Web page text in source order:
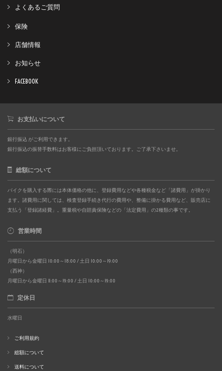
よくあるご質問
保険
店舗情報
お知らせ
FACEBOOK
お支払いについて
銀行振込 がご利用できます。
銀行振込の振替手数料はお客様にご負担頂いております。ご了承下さいませ。
総額について
バイクを購入する際には本体価格の他に、登録費用などや各種税金など「諸費用」が掛かり
ます。諸費用に関しては、検査登録手続き代行の費用や、整備に掛かる費用など、販売店に
支払う「登録諸経費」。重量税や自賠責保険などの「法定費用」の2種類の事です。
営業時間
（明石）
月曜日から金曜日 10:00～18:00 / 土日 10:00～19:00
（西神）
月曜日から金曜日 11:00～19:00 / 土日 10:00～19:00
定休日
水曜日
ご利用規約
総額について
送料について